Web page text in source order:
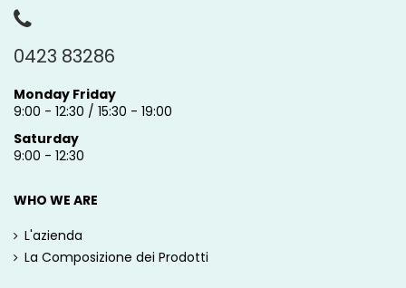
0423 83286
Monday Friday
9:00 - 12:30 / 15:30 - 19:00
Saturday
9:00 - 12:30
WHO WE ARE
L'azienda
La Composizione dei Prodotti